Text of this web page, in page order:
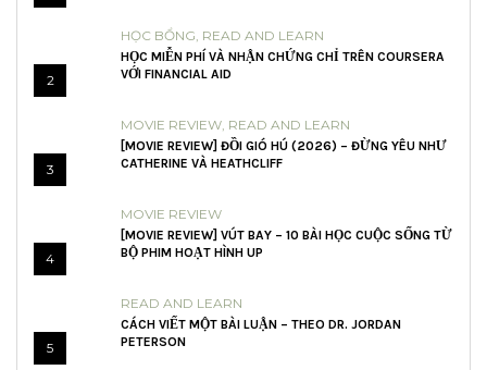
2
HỌC BỔNG READ AND LEARN
HỌC MIỄN PHÍ VÀ NHẬN CHỨNG CHỈ TRÊN COURSERA
VỚI FINANCIAL AID
3
MOVIE REVIEW READ AND LEARN
[MOVIE REVIEW] ĐỒI GIÓ HÚ (2026) – ĐỪNG YÊU NHƯ
CATHERINE VÀ HEATHCLIFF
4
MOVIE REVIEW
[MOVIE REVIEW] VÚT BAY – 10 BÀI HỌC CUỘC SỐNG TỪ
BỘ PHIM HOẠT HÌNH UP
5
READ AND LEARN
CÁCH VIẾT MỘT BÀI LUẬN – THEO DR. JORDAN
PETERSON